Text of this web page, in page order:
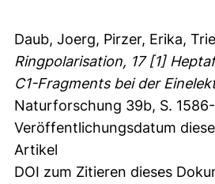
Daub, Joerg, Pirzer, Erika,
Ringpolarisation, 17 [1]
C1-Fragments bei der
Naturforschung 39b, S.
Veröffentlichungsdatum
Artikel
DOI zum Zitieren dieses